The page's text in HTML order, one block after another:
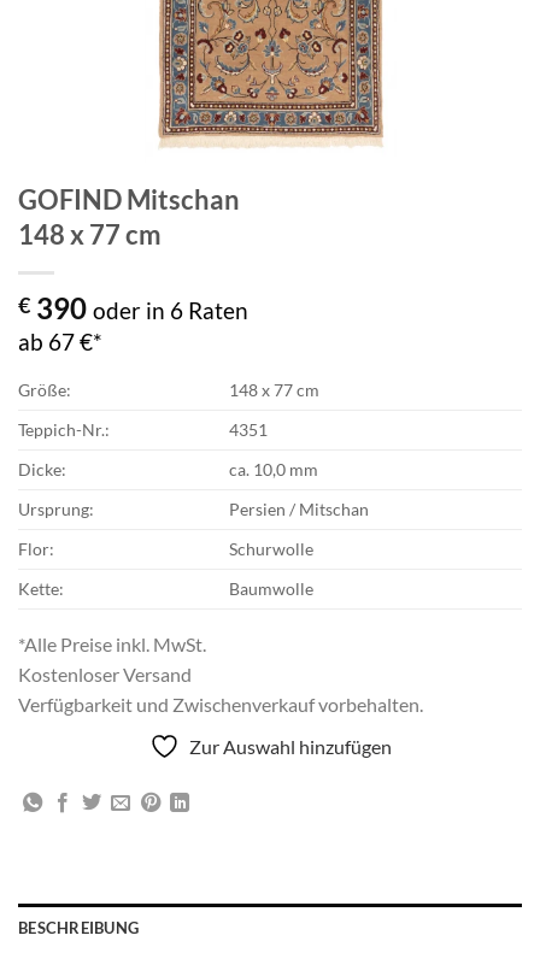
GOFIND Mitschan
148 x 77 cm
€ 390 oder in 6 Raten
ab 67 €*
Größe:
148 x 77 cm
Teppich-Nr.:
4351
Dicke:
ca. 10,0 mm
Ursprung:
Persien / Mitschan
Flor:
Schurwolle
Kette:
Baumwolle
*Alle Preise inkl. MwSt.
Kostenloser Versand
Verfügbarkeit und Zwischenverkauf vorbehalten.
Zur Auswahl hinzufügen
BESCHREIBUNG